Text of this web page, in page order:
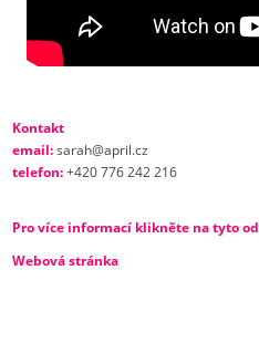
Kontakt
email:sarah@april.cz
telefon:+420 776 242 216
Pro více informací klikněte na tyto
Webová stránka